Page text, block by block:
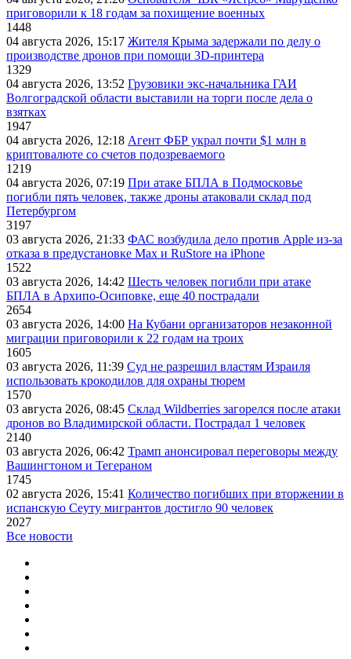
приговорили к 18 годам за похищение военных
1448
04 августа 2026, 15:17 Жителя Крыма задержали по делу о
производстве дронов при помощи 3D‑принтера
1329
04 августа 2026, 13:52 Грузовики экс-начальника ГАИ
Волгоградской области выставили на торги после дела о
взятках
1947
04 августа 2026, 12:18 Агент ФБР украл почти $1 млн в
криптовалюте со счетов подозреваемого
1219
04 августа 2026, 07:19 При атаке БПЛА в Подмосковье
погибли пять человек, также дроны атаковали склад под
Петербургом
3197
03 августа 2026, 21:33 ФАС возбудила дело против Apple из-за
отказа в предустановке Max и RuStore на iPhone
1522
03 августа 2026, 14:42 Шесть человек погибли при атаке
БПЛА в Архипо-Осиповке, еще 40 пострадали
2654
03 августа 2026, 14:00 На Кубани организаторов незаконной
миграции приговорили к 22 годам на троих
1605
03 августа 2026, 11:39 Суд не разрешил властям Израиля
использовать крокодилов для охраны тюрем
1570
03 августа 2026, 08:45 Склад Wildberries загорелся после атаки
дронов во Владимирской области. Пострадал 1 человек
2140
03 августа 2026, 06:42 Трамп анонсировал переговоры между
Вашингтоном и Тегераном
1745
02 августа 2026, 15:41 Количество погибших при вторжении в
испанскую Сеуту мигрантов достигло 90 человек
2027
Все новости